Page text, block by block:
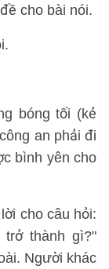
cho bài nói.
bóng tối (kẻ
an phải đi
bình yên cho
cho câu hỏi:
thành gì?"
Người khác